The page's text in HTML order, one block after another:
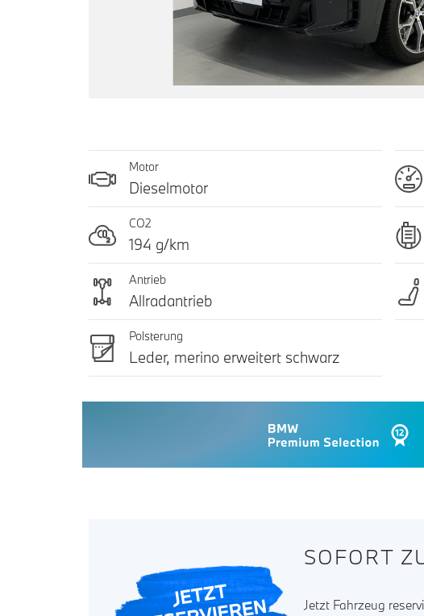
Motor
Dieselmotor
CO2
194 g/km
Antrieb
Allradantrieb
Polsterung
Leder, merino erweitert schwarz
SOFORT
Jetzt Fahrzeug